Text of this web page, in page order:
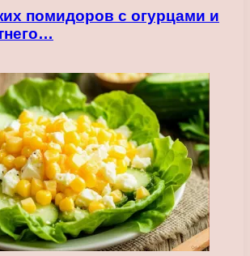
помидоров с огурцами и